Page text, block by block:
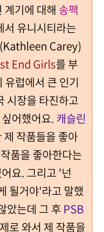
계기에 대해 송팩
서 유니시티라는
(Kathleen Carey)
End Girls를 부
유럽에서 큰 인기
시장을 타진하고
어했어요. 캐슬린
제 작품들을 좋아
품을 좋아한다는
요. 그리고 '넌
될거야'라고 말했
았는데 그 후PSB
로 와서 제 작품을